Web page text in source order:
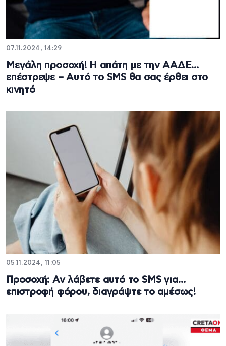
07.11.2024, 14:29
Μεγάλη προσοχή! Η απάτη με την ΑΑΔΕ…
επέστρεψε – Αυτό το SMS θα σας έρθει στο
κινητό
05.11.2024, 11:05
Προσοχή: Αν λάβετε αυτό το SMS για…
επιστροφή φόρου, διαγράψτε το αμέσως!